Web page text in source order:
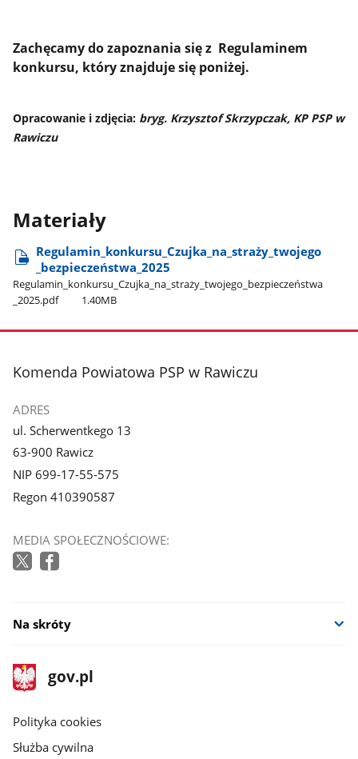
Zachęcamy do zapoznania się z Regulaminem
konkursu, który znajduje się poniżej.
Opracowanie i zdjęcia: bryg. Krzysztof Skrzypczak, KP PSP w
Rawiczu
Materiały
Regulamin​_konkursu​_Czujka​_na​_straży​_twojego​
_bezpieczeństwa​_2025
Regulamin​_konkursu​_Czujka​_na​_straży​_twojego​_bezpieczeństwa​
_2025.pdf
1.40MB
stopka
Komenda Powiatowa PSP w Rawiczu
ADRES
ul. Scherwentkego 13
63-900 Rawicz
NIP 699-17-55-575
Regon 410390587
MEDIA SPOŁECZNOŚCIOWE:
Na skróty
stopka
gov.pl
Strona
gov.pl
gov.pl
Polityka cookies
Służba cywilna